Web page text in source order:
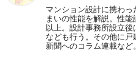
マンション設計に携わ
まいの性能を解説。性
以上。設計事務所設立
なども行う。その他に戸
新聞へのコラム連載など。